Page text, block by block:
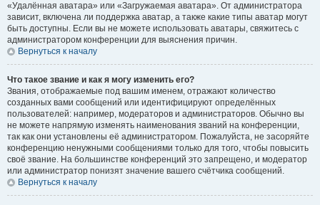
«Удалённая аватара» или «Загружаемая аватара». От администратора
зависит, включена ли поддержка аватар, а также какие типы аватар могут
быть доступны. Если вы не можете использовать аватары, свяжитесь с
администратором конференции для выяснения причин.
Вернуться к началу
Что такое звание и как я могу изменить его?
Звания, отображаемые под вашим именем, отражают количество
созданных вами сообщений или идентифицируют определённых
пользователей: например, модераторов и администраторов. Обычно вы
не можете напрямую изменять наименования званий на конференции,
так как они установлены её администратором. Пожалуйста, не засоряйте
конференцию ненужными сообщениями только для того, чтобы повысить
своё звание. На большинстве конференций это запрещено, и модератор
или администратор понизят значение вашего счётчика сообщений.
Вернуться к началу